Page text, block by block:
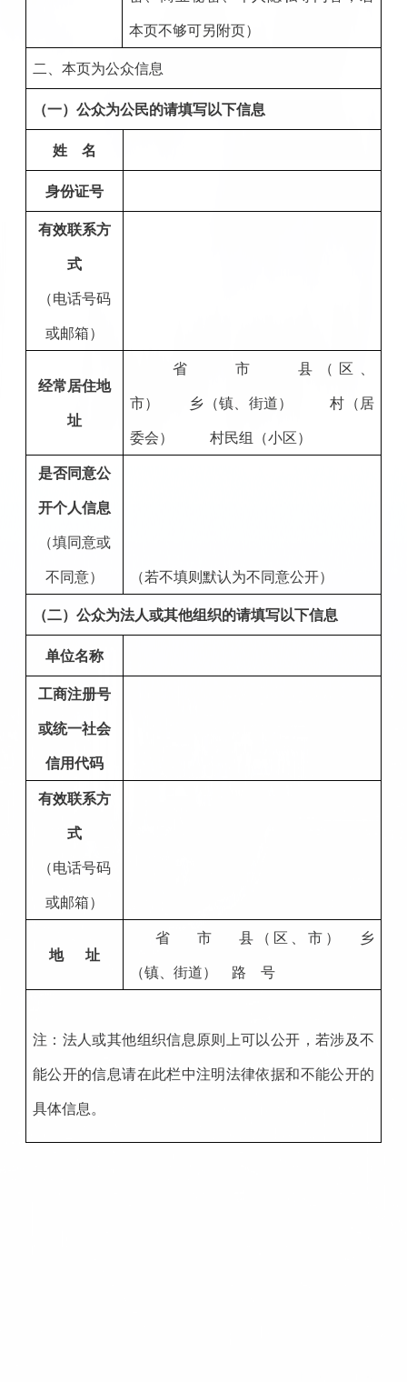
本页不够可另附页）
二、本页为公众信息
（一）公众为公民的请填写以下信息
姓 名
身份证号
有效联系方
式
（电话号码
或邮箱）
经常居住地
址
省 市 县（区、
市） 乡（镇、街道） 村（居
委会） 村民组（小区）
是否同意公
开个人信息
（填同意或
不同意） （若不填则默认为不同意公开）
（二）公众为法人或其他组织的请填写以下信息
单位名称
工商注册号
或统一社会
信用代码
有效联系方
式
（电话号码
或邮箱）
地 址
省 市 县（区、市） 乡
（镇、街道） 路 号
注：法人或其他组织信息原则上可以公开，若涉及不
能公开的信息请在此栏中注明法律依据和不能公开的
具体信息。